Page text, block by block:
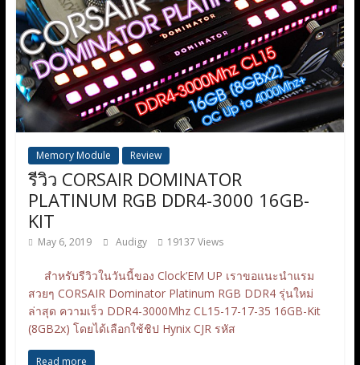
Memory Module Review
รีวิว CORSAIR DOMINATOR
PLATINUM RGB DDR4-3000 16GB-
KIT
May 6, 2019 Audigy 19137 Views
สำหรับรีวิวในวันนี้ของ Clock’EM UP เราขอแนะนำแรม
สวยๆ CORSAIR Dominator Platinum RGB DDR4 รุ่นใหม่
ล่าสุด ความเร็ว DDR4-3000Mhz CL15-17-17-35 16GB-Kit
(8GB2x) โดยได้เลือกใช้ชิป Hynix CJR รหัส
Read more